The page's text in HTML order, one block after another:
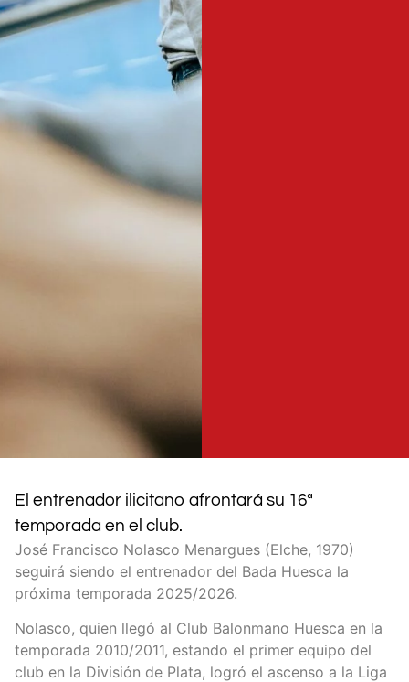
El entrenador ilicitano afrontará su 16ª
temporada en el club.
José Francisco Nolasco Menargues (Elche, 1970)
seguirá siendo el entrenador del Bada Huesca la
próxima temporada 2025/2026.
Nolasco, quien llegó al Club Balonmano Huesca en la
temporada 2010/2011, estando el primer equipo del
club en la División de Plata, logró el ascenso a la Liga